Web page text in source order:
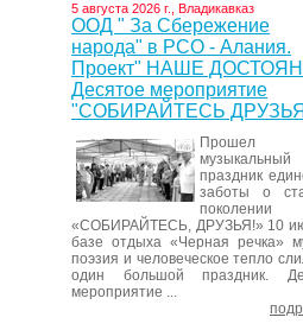
5 августа 2026 г., Владикавказ
ООД " За Сбережение
народа" в РСО - Алания.
Проект" НАШЕ
Десятое мероприятие
"СОБИРАЙТЕСЬ
Прошел
музыкальный
праздник
заботы о
поколении
«СОБИРАЙТЕСЬ, ДРУЗЬЯ!» 10
базе отдыха «Черная речка»
поэзия и человеческое тепло
один большой праздник.
мероприятие ...